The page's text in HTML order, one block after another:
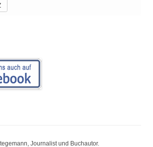
Journalist und Buchautor.